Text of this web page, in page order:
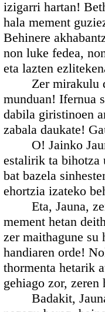
izigarri hartan!
hala mement
Behinere
non luke fedea,
eta lazten
Zer mirakulu da
munduan! Ifernua
dabila giristinoen
zabala daukate!
O! Jainko
estalirik ta bihotza
bat bazela
ehortzia izateko
Eta, Jauna, zer
mement hetan
zer maithagune su
handiaren orde!
thormenta hetarik
gehiago zor, zeren
Badakit, Jauna,